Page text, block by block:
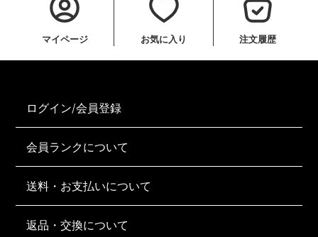
マイページ お気に入り 注文履歴
ログイン/会員登録
会員ランクについて
送料・お支払いについて
返品・交換について